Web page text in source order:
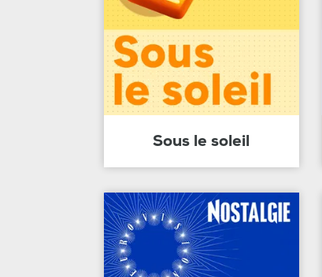
Sous le soleil